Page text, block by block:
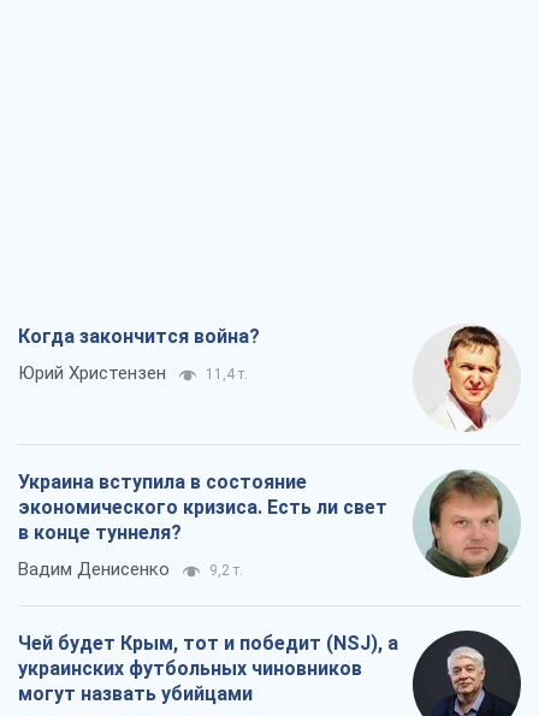
Когда закончится война?
Юрий Христензен 11,4 т.
Украина вступила в состояние
экономического кризиса. Есть ли свет
в конце туннеля?
Вадим Денисенко 9,2 т.
Чей будет Крым, тот и победит (NSJ), а
украинских футбольных чиновников
могут назвать убийцами